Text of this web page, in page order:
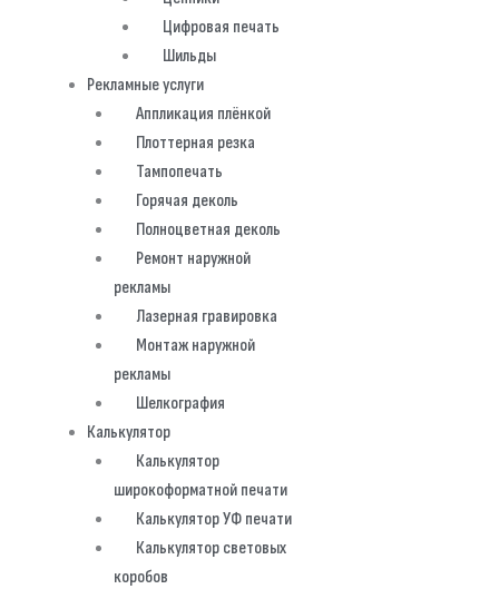
Цифровая печать
Шильды
Рекламные услуги
Аппликация плёнкой
Плоттерная резка
Тампопечать
Горячая деколь
Полноцветная деколь
Ремонт наружной
рекламы
Лазерная гравировка
Монтаж наружной
рекламы
Шелкография
Калькулятор
Калькулятор
широкоформатной печати
Калькулятор УФ печати
Калькулятор световых
коробов